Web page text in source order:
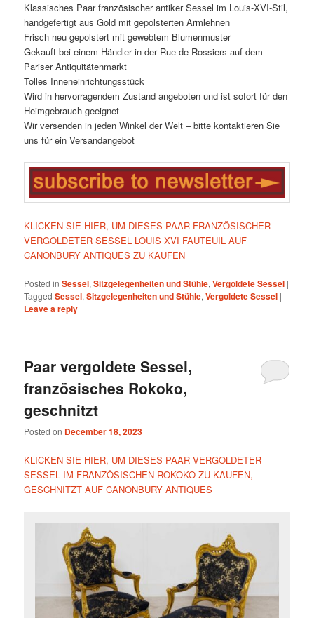
Klassisches Paar französischer antiker Sessel im Louis-XVI-Stil,
handgefertigt aus Gold mit gepolsterten Armlehnen
Frisch neu gepolstert mit gewebtem Blumenmuster
Gekauft bei einem Händler in der Rue de Rossiers auf dem
Pariser Antiquitätenmarkt
Tolles Inneneinrichtungsstück
Wird in hervorragendem Zustand angeboten und ist sofort für den
Heimgebrauch geeignet
Wir versenden in jeden Winkel der Welt – bitte kontaktieren Sie
uns für ein Versandangebot
KLICKEN SIE HIER, UM DIESES PAAR FRANZÖSISCHER
VERGOLDETER SESSEL LOUIS XVI FAUTEUIL AUF
CANONBURY ANTIQUES ZU KAUFEN
Posted in Sessel,Sitzgelegenheiten und Stühle,Vergoldete Sessel |
Tagged Sessel,Sitzgelegenheiten und Stühle,Vergoldete Sessel |
Leave a reply
Paar vergoldete Sessel,
französisches Rokoko,
geschnitzt
Posted on December 18, 2023
KLICKEN SIE HIER, UM DIESES PAAR VERGOLDETER
SESSEL IM FRANZÖSISCHEN ROKOKO ZU KAUFEN,
GESCHNITZT AUF CANONBURY ANTIQUES